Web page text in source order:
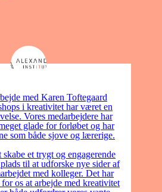
med Karen Toftegaard
i kreativitet har været en
Vores medarbejdere har
glade for forløbet og har
som både sjove og lærerige.
et trygt og engagerende
til at udforske nye sider af
med kolleger. Det har
os at arbejde med kreativitet